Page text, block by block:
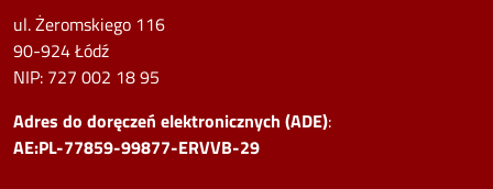
ul. Żeromskiego 116
90-924 Łódź
NIP: 727 002 18 95
Adres do doręczeń elektronicznych (ADE):
AE:PL-77859-99877-ERVVB-29